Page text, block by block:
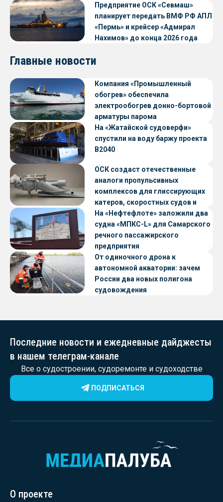
Предприятие ОСК «Севмаш»
планирует передать ВМФ РФ АПЛ
«Пермь» и крейсер «Адмирал
Нахимов» до конца 2026 года
Главные новости
Компания «Промышленный
обогрев» обеспечила
электрообогрев донно-бортовой
арматуры парома
«Петропавловск» проекта CNF22
На «Жатайской судоверфи»
спустили на воду баржу проекта
В2040
ОСК создаст отечественные
аналоги пропульсивных
комплексов для глиссирующих
катеров, скоростных судов и
судов с малой осадкой
На «Нефтефлоте» заложили два
судна «МПКС-L» для Самарского
речного пассажирского
предприятия
От одиночного дрона к
автономной акватории: зачем
России два новых полигона
судовождения
Последние новости и ежедневные дайджесты
в нашем телеграм-канале
Все о судостроении, судоремонте и судоходстве
ПОДПИСАТЬСЯ
О проекте